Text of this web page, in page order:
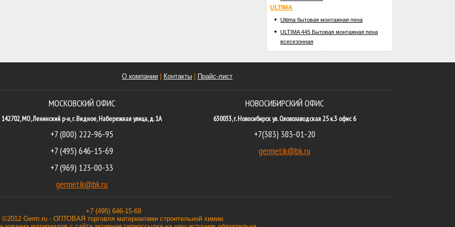
ULTIMA
Ultima бытовая монтажная пена
ULTIMA 445 Бытовая монтажная пена
всесезонная
О компании Контакты Прайс-лист
МОСКОВСКИЙ ОФИС
142702, МО, Ленинский р-н, г. Видное, Набережная улица, д. 1А
+7 (800) 222-96-95
+7 (495) 646-15-69
+7 (969) 123-00-33
germetik@bk.ru
НОВОСИБИРСКИЙ ОФИС
630033, г. Новосибирск ул. Оловозаводская 25 к.3 офис 6
+7(383) 383-01-20
germetik@bk.ru
+7 (495) 646-15-69
©2012 Germ.ru - ОПТОВАЯ торговля материалами строительной химии.